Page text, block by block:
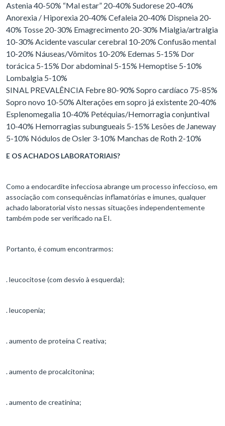
Astenia 40-50% “Mal estar” 20-40% Sudorese 20-40%
Anorexia / Hiporexia 20-40% Cefaleia 20-40% Dispneia 20-
40% Tosse 20-30% Emagrecimento 20-30% Mialgia/artralgia
10-30% Acidente vascular cerebral 10-20% Confusão mental
10-20% Náuseas/Vômitos 10-20% Edemas 5-15% Dor
torácica 5-15% Dor abdominal 5-15% Hemoptise 5-10%
Lombalgia 5-10%
SINAL PREVALÊNCIA Febre 80-90% Sopro cardíaco 75-85%
Sopro novo 10-50% Alterações em sopro já existente 20-40%
Esplenomegalia 10-40% Petéquias/Hemorragia conjuntival
10-40% Hemorragias subungueais 5-15% Lesões de Janeway
5-10% Nódulos de Osler 3-10% Manchas de Roth 2-10%
E OS ACHADOS LABORATORIAIS?
Como a endocardite infecciosa abrange um processo infeccioso, em
associação com consequências inflamatórias e imunes, qualquer
achado laboratorial visto nessas situações independentemente
também pode ser verificado na EI.
Portanto, é comum encontrarmos:
. leucocitose (com desvio à esquerda);
. leucopenia;
. aumento de proteína C reativa;
. aumento de procalcitonina;
. aumento de creatinina;